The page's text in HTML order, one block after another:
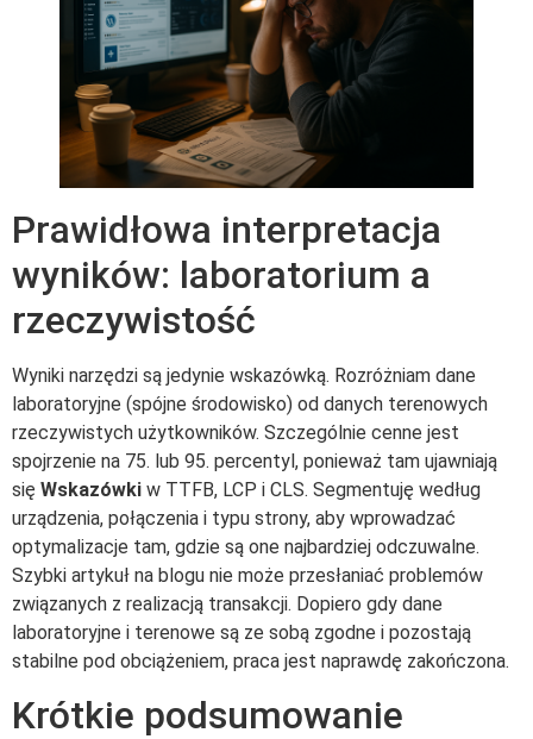
Prawidłowa interpretacja
wyników: laboratorium a
rzeczywistość
Wyniki narzędzi są jedynie wskazówką. Rozróżniam dane
laboratoryjne (spójne środowisko) od danych terenowych
rzeczywistych użytkowników. Szczególnie cenne jest
spojrzenie na 75. lub 95. percentyl, ponieważ tam ujawniają
się Wskazówki w TTFB, LCP i CLS. Segmentuję według
urządzenia, połączenia i typu strony, aby wprowadzać
optymalizacje tam, gdzie są one najbardziej odczuwalne.
Szybki artykuł na blogu nie może przesłaniać problemów
związanych z realizacją transakcji. Dopiero gdy dane
laboratoryjne i terenowe są ze sobą zgodne i pozostają
stabilne pod obciążeniem, praca jest naprawdę zakończona.
Krótkie podsumowanie